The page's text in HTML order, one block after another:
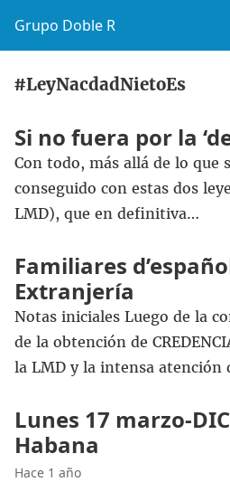
Grupo Doble R
#LeyNacdadNietoEs
Si no fuera por la
Con todo, más allá de lo que
conseguido con estas dos
LMD), que en definitiva…
Familiares
Extranjería
Notas iniciales Luego de la
de la obtención de
la LMD y la intensa atención
Lunes 17 marzo-
Habana
Hace 1 año